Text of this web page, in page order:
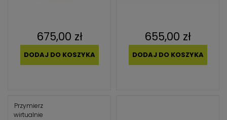
675,00 zł
DODAJ DO KOSZYKA
655,00 zł
DODAJ DO KOSZYKA
Przymierz
wirtualnie